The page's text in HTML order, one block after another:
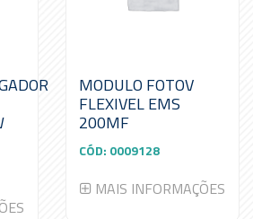
MODULO FOTOV
FLEXIVEL EMS
200MF
CÓD: 0009128
MAIS INFORMAÇÕES